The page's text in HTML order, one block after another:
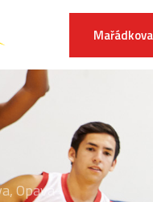
Mařádkova
Opava